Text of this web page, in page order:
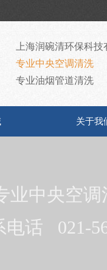
上海润碗清环保科技
专业中央空调清洗
专业油烟管道清洗
关于我
业中央空
电话 021-